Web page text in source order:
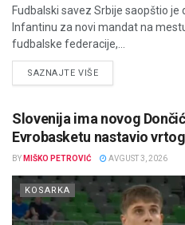
Fudbalski savez Srbije saopštio
Infantinu za novi mandat na
fudbalske federacije,...
SAZNAJTE VIŠEDETAILS
Slovenija ima novog
Evrobasketu nastavio
BY MIŠKO PETROVIĆ AVGUST 3, 2026
KOSARKA